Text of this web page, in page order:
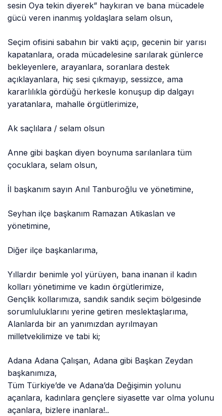
sesin Oya tekin diyerek” haykıran ve bana mücadele
gücü veren inanmış yoldaşlara selam olsun,
Seçim ofisini sabahın bir vakti açıp, gecenin bir yarısı
kapatanlara, orada mücadelesine sarılarak günlerce
bekleyenlere, arayanlara, soranlara destek
açıklayanlara, hiç sesi çıkmayıp, sessizce, ama
kararlılıkla gördüğü herkesle konuşup dip dalgayı
yaratanlara, mahalle örgütlerimize,
Ak saçlılara / selam olsun
Anne gibi başkan diyen boynuma sarılanlara tüm
çocuklara, selam olsun,
İl başkanım sayın Anıl Tanburoğlu ve yönetimine,
Seyhan ilçe başkanım Ramazan Atikaslan ve
yönetimine,
Diğer ilçe başkanlarıma,
Yıllardır benimle yol yürüyen, bana inanan il kadın
kolları yönetimime ve kadın örgütlerimize,
Gençlik kollarımıza, sandık sandık seçim bölgesinde
sorumluluklarını yerine getiren meslektaşlarıma,
Alanlarda bir an yanımızdan ayrılmayan
milletvekilimize ve tabi ki;
Adana Adana Çalışan, Adana gibi Başkan Zeydan
başkanımıza,
Tüm Türkiye’de ve Adana’da Değişimin yolunu
açanlara, kadınlara gençlere siyasette var olma yolunu
açanlara, bizlere inanlara!..